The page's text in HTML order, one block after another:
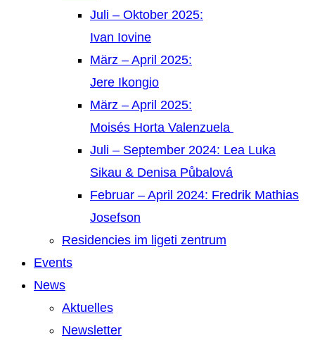
Juli – Oktober 2025:
Ivan Iovine
März – April 2025:
Jere Ikongio
März – April 2025:
Moisés Horta Valenzuela
Juli – September 2024: Lea Luka
Sikau & Denisa Půbalová
Februar – April 2024: Fredrik Mathias
Josefson
Residencies im ligeti zentrum
Events
News
Aktuelles
Newsletter